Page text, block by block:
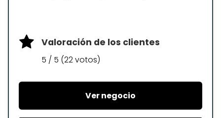
Valoración de los clientes
5 / 5 (22 votos)
Ver negocio